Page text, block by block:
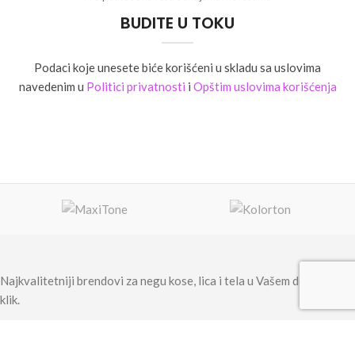
BUDITE U TOKU
Podaci koje unesete biće korišćeni u skladu sa uslovima
navedenim u Politici privatnosti i Opštim uslovima korišćenja
Najkvalitetniji brendovi za negu kose, lica i tela u Vašem domu na
klik.